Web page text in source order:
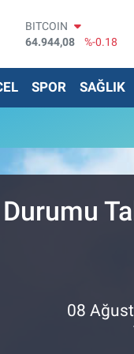
BITCOIN
64.944,08
%-0.18
EURO
55,2510
%0.32
G.ALTIN
6660.55
%0.03
SPOR SAĞLIK
08